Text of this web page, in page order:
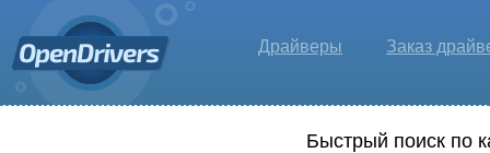
Драйверы Заказ
Быстрый поиск по